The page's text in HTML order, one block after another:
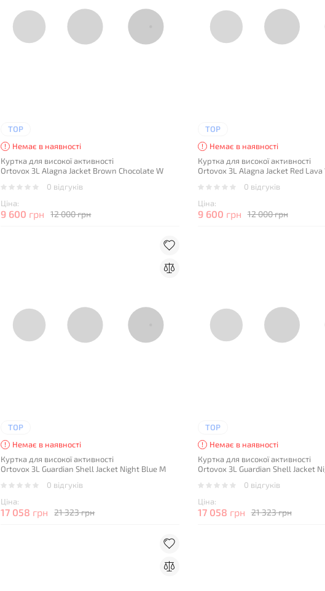
TOP
Немає в наявності
Куртка для високої активності
Ortovox 3L Alagna Jacket Brown Chocolate W
0 відгуків
Ціна:
9 600 грн 12 000 грн
TOP
Немає в наявності
Куртка для високої активності
Ortovox 3L Alagna Jacket Red Lava
0 відгуків
Ціна:
9 600 грн 12 000 грн
TOP
Немає в наявності
Куртка для високої активності
Ortovox 3L Guardian Shell Jacket Night Blue M
0 відгуків
Ціна:
17 058 грн 21 323 грн
TOP
Немає в наявності
Куртка для високої активності
Ortovox 3L Guardian Shell Jacket
0 відгуків
Ціна:
17 058 грн 21 323 грн